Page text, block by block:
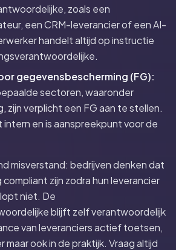
zoals een
een CRM-leverancier of een AI-
handelt altijd op instructie
gegevensbescherming (FG):
sectoren, waaronder
zijn verplicht een FG aan te stellen.
intern en is aanspreekpunt voor de
misverstand: bedrijven denken dat
zijn zodra hun leverancier
niet. De
blijft zelf verantwoordelijk
van leveranciers actief toetsen,
maar ook in de praktijk. Vraag altijd